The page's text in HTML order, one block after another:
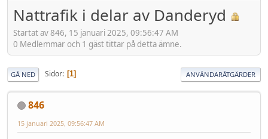
Nattrafik i delar av Danderyd
Startat av 846, 15 januari 2025, 09:56:47 AM
0 Medlemmar och 1 gäst tittar på detta ämne.
GÅ NED Sidor 1 ANVÄNDARÅTGÄRDER
846
15 januari 2025, 09:56:47 AM